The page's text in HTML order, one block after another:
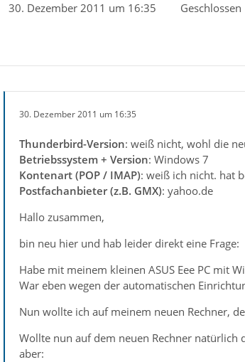
30. Dezember 2011 um 16:35 Geschlossen
30. Dezember 2011 um 16:35
Thunderbird-Version: weiß nicht, wohl die
Betriebssystem + Version: Windows 7
Kontenart (POP / IMAP): weiß ich nicht. hat
Postfachanbieter (z.B. GMX): yahoo.de
Hallo zusammen,
bin neu hier und hab leider direkt eine Frage:
Habe mit meinem kleinen ASUS Eee PC mit
War eben wegen der automatischen
Nun wollte ich auf meinem neuen Rechner,
Wollte nun auf dem neuen Rechner natürlich
aber: